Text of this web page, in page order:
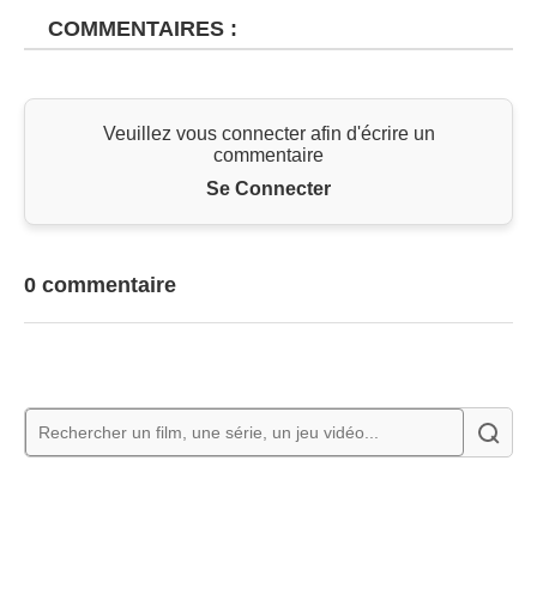
COMMENTAIRES :
Veuillez vous connecter afin d'écrire un
commentaire
Se Connecter
0 commentaire